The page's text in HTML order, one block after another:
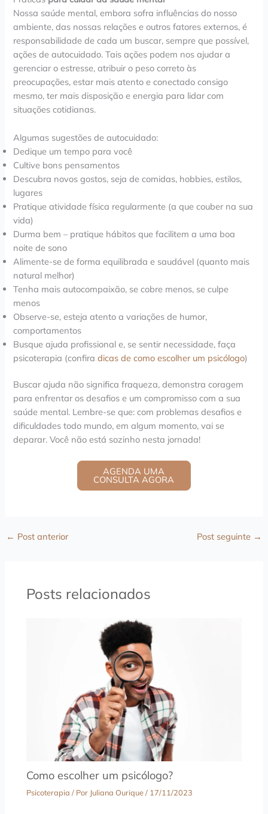
Nossa saúde mental, embora sofra influências do nosso
ambiente, das nossas relações e outros fatores externos, é
responsabilidade de cada um buscar, sempre que possível,
ações de autocuidado. Tais ações podem nos ajudar a
gerenciar o estresse, atribuir o peso correto às
preocupações, estar mais atento e conectado consigo
mesmo, ter mais disposição e energia para lidar com
situações cotidianas.
Algumas sugestões de autocuidado:
Dedique um tempo para você
Cultive bons pensamentos
Descubra novos gostos, seja de comidas, hobbies, estilos,
lugares
Pratique atividade física regularmente (a que couber na sua
vida)
Durma bem – pratique hábitos que facilitem a uma boa
noite de sono
Alimente-se de forma equilibrada e saudável (quanto mais
natural melhor)
Tenha mais autocompaixão, se cobre menos, se culpe
menos
Observe-se, esteja atento a variações de humor,
comportamentos
Busque ajuda profissional e, se sentir necessidade, faça
psicoterapia (confiradicas de como escolher um psicólogo)
Buscar ajuda não significa fraqueza, demonstra coragem
para enfrentar os desafios e um compromisso com a sua
saúde mental. Lembre-se que: com problemas desafios e
dificuldades todo mundo, em algum momento, vai se
deparar. Você não está sozinho nesta jornada!
AGENDA UMA
CONSULTA AGORA
← Post anterior Post seguinte →
Posts relacionados
Como escolher um psicólogo?
Psicoterapia / Por Juliana Ourique/ 17/11/2023